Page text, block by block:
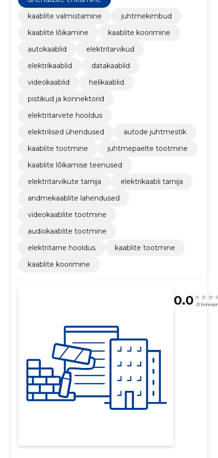
kaablite valmistamine
juhtmekimbud
kaablite lõikamine
kaablite koorimine
autokaablid
elektritarvikud
elektrikaablid
datakaablid
videokaablid
helikaablid
pistikud ja konnektorid
elektritarvete hooldus
elektrilised ühendused
autode juhtmestik
kaablite tootmine
juhtmepaelte tootmine
kaablite lõikamise teenused
elektritarvikute tarnija
elektrikaabli tarnija
andmekaablite lahendused
videokaablite tootmine
audiokaablite tootmine
elektritarne hooldus
kaablite tootmine
kaablite koorimine
0.0 0